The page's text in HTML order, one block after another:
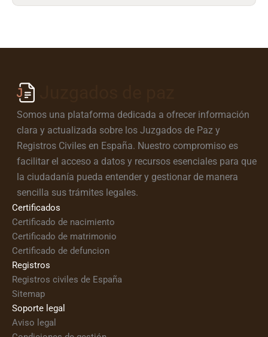
Somos una plataforma dedicada a ofrecer información
clara y actualizada sobre los Juzgados de Paz y
Registros Civiles en España. Nuestro compromiso es
facilitar el acceso a datos y recursos esenciales para que
la ciudadanía pueda entender y gestionar de manera
sencilla sus trámites legales.
Certificados
Certificado de nacimiento
Certificado de matrimonio
Certificado de defuncion
Registros
Registros civiles de España
Sitemap
Soporte legal
Aviso legal